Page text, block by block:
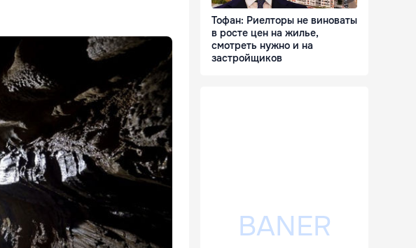
Тофан: Риелторы не виноваты
в росте цен на жилье,
смотреть нужно и на
застройщиков